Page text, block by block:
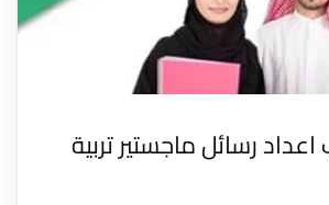
رسائل ماجستير تربية